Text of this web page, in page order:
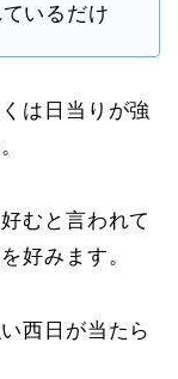
いるだけ
は日当りが強
むと言われて
好みます。
西日が当たら